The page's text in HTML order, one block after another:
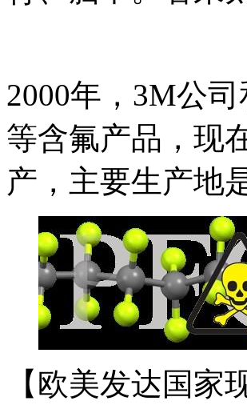
2000年，3M公
等含氟产品，现
产，主要生产地
【欧美发达国